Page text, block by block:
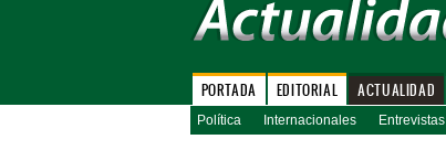
PORTADA EDITORIAL ACTUALIDAD
Política Internacionales Entrevistas